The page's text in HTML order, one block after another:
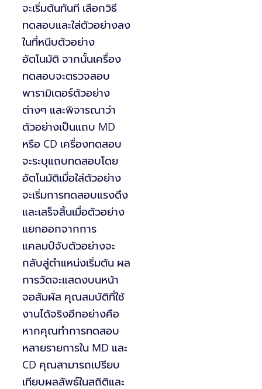
จะเริ่มต้นทันที เลือกวิธี
ทดสอบและใส่ตัวอย่างลง
ในที่หนีบตัวอย่าง
อัตโนมัติ จากนั้นเครื่อง
ทดสอบจะตรวจสอบ
พารามิเตอร์ตัวอย่าง
ต่างๆ และพิจารณาว่า
ตัวอย่างเป็นแถบ MD
หรือ CD เครื่องทดสอบ
จะระบุแถบทดสอบโดย
อัตโนมัติเมื่อใส่ตัวอย่าง
จะเริ่มการทดสอบแรงดึง
และเสร็จสิ้นเมื่อตัวอย่าง
แยกออกจากการ
แคลมป์จับตัวอย่างจะ
กลับสู่ตำแหน่งเริ่มต้น ผล
การวัดจะแสดงบนหน้า
จอสัมผัส คุณสมบัติที่ใช้
งานได้จริงอีกอย่างคือ
หากคุณทำการทดสอบ
หลายรายการใน MD และ
CD คุณสามารถเปรียบ
เทียบผลลัพธ์ในสถิติและ